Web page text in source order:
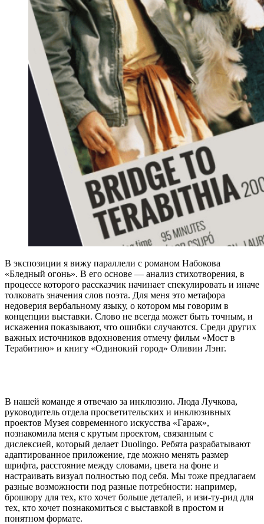
В экспозиции я вижу параллели с романом Набокова
«Бледный огонь». В его основе — анализ стихотворения, в
процессе которого рассказчик начинает спекулировать и иначе
толковать значения слов поэта. Для меня это метафора
недоверия вербальному языку, о котором мы говорим в
концепции выставки. Слово не всегда может быть точным, и
искажения показывают, что ошибки случаются. Среди других
важных источников вдохновения отмечу фильм «Мост в
Терабитию» и книгу «Одинокий город» Оливии Лэнг.
В нашей команде я отвечаю за инклюзию. Люда Лучкова,
руководитель отдела просветительских и инклюзивных
проектов Музея современного искусства «Гараж»,
познакомила меня с крутым проектом, связанным с
дислексией, который делает Duolingo. Ребята разрабатывают
адаптированное приложение, где можно менять размер
шрифта, расстояние между словами, цвета на фоне и
настраивать визуал полностью под себя. Мы тоже предлагаем
разные возможности под разные потребности: например,
брошюру для тех, кто хочет больше деталей, и изи-ту-рид для
тех, кто хочет познакомиться с выставкой в простом и
понятном формате.